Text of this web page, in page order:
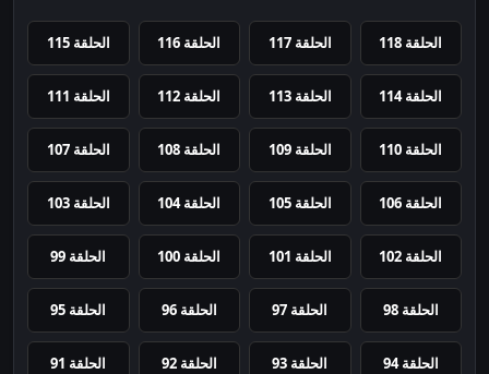
الحلقة 118 الحلقة 117 الحلقة 116 الحلقة 115
الحلقة 114 الحلقة 113 الحلقة 112 الحلقة 111
الحلقة 110 الحلقة 109 الحلقة 108 الحلقة 107
الحلقة 106 الحلقة 105 الحلقة 104 الحلقة 103
الحلقة 102 الحلقة 101 الحلقة 100 الحلقة 99
الحلقة 98 الحلقة 97 الحلقة 96 الحلقة 95
الحلقة 94 الحلقة 93 الحلقة 92 الحلقة 91